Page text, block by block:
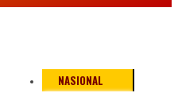
NASIONAL